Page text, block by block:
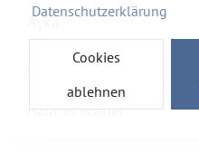
Datenschutzerklärung
Cookies
ablehnen
Ayka
Ayurveda
Azur et Asmar